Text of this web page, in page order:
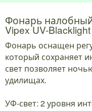
Фонарь
Vipex UV-Blacklight
Фонарь оснащен
который сохраняет
свет позволяет
удилищах.
УФ-свет: 2 уровня